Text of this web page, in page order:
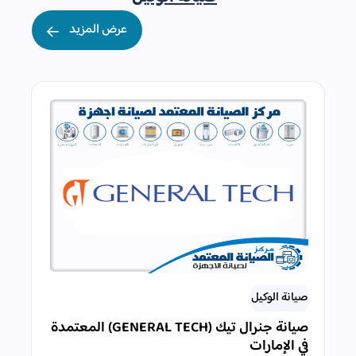
عرض المزيد
صيانة الوكيل
صيانة جنرال تيك (GENERAL TECH) المعتمدة
في الإمارات